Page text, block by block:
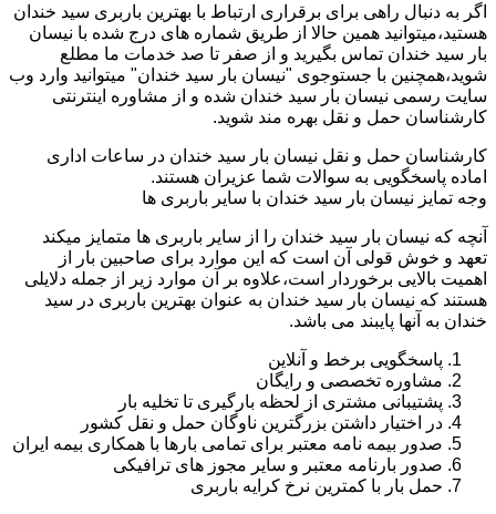
اگر به دنبال راهی برای برقراری ارتباط با بهترین باربری سید خندان
هستید،میتوانید همین حالا از طریق شماره های درج شده با نیسان
بار سید خندان تماس بگیرید و از صفر تا صد خدمات ما مطلع
شوید،همچنین با جستوجوی "نیسان بار سید خندان" میتوانید وارد وب
سایت رسمی نیسان بار سید خندان شده و از مشاوره اینترنتی
کارشناسان حمل و نقل بهره مند شوید.
کارشناسان حمل و نقل نیسان بار سید خندان در ساعات اداری
اماده پاسخگویی به سوالات شما عزیران هستند.
وجه تمایز نیسان بار سید خندان با سایر باربری ها
آنچه که نیسان بار سید خندان را از سایر باربری ها متمایز میکند
تعهد و خوش قولی آن است که این موارد برای صاحبین بار از
اهمیت بالایی برخوردار است،علاوه بر آن موارد زیر از جمله دلایلی
هستند که نیسان بار سید خندان به عنوان بهترین باربری در سید
خندان به آنها پایبند می باشد.
پاسخگویی برخط و آنلاین
مشاوره تخصصی و رایگان
پشتیبانی مشتری از لحظه بارگیری تا تخلیه بار
در اختیار داشتن بزرگترین ناوگان حمل و نقل کشور
صدور بیمه نامه معتبر برای تمامی بارها با همکاری بیمه ایران
صدور بارنامه معتبر و سایر مجوز های ترافیکی
حمل بار با کمترین نرخ کرایه باربری